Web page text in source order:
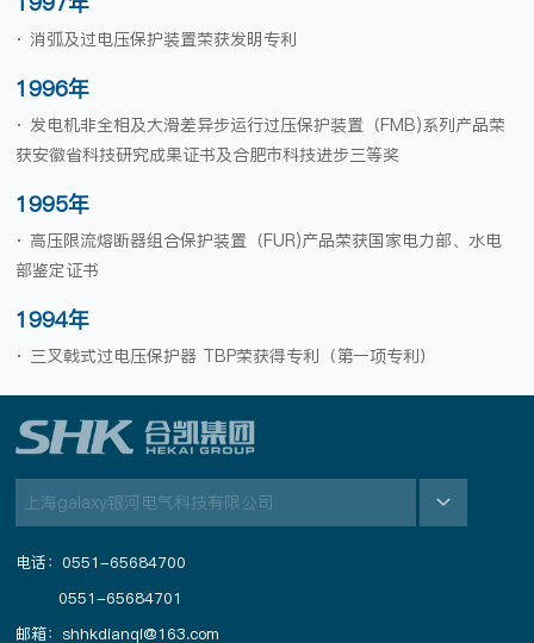
· 消弧及过电压保护装置荣获发明专利
1996年
· 发电机非全相及大滑差异步运行过压保护装置（FMB)系列产品荣
获安徽省科技研究成果证书及合肥市科技进步三等奖
1995年
· 高压限流熔断器组合保护装置（FUR)产品荣获国家电力部、水电
部鉴定证书
1994年
· 三叉戟式过电压保护器 TBP荣获得专利（第一项专利）
上海galaxy银河电气科技有限公司
电话：0551-65684700
0551-65684701
邮箱：shhkdianqi@163.com